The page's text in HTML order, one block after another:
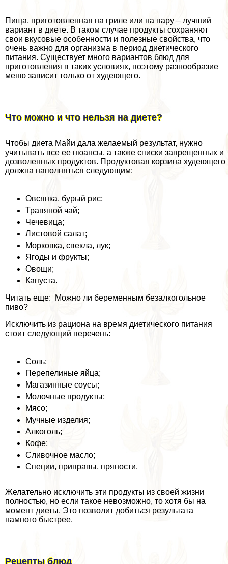
Пища, приготовленная на гриле или на пару – лучший
вариант в диете. В таком случае продукты сохраняют
свои вкусовые особенности и полезные свойства, что
очень важно для организма в период диетического
питания. Существует много вариантов блюд для
приготовления в таких условиях, поэтому разнообразие
меню зависит только от худеющего.
Что можно и что нельзя на диете?
Чтобы диета Майи дала желаемый результат, нужно
учитывать все ее нюансы, а также списки запрещенных и
дозволенных продуктов. Продуктовая корзина худеющего
должна наполняться следующим:
Овсянка, бурый рис;
Травяной чай;
Чечевица;
Листовой салат;
Морковка, свекла, лук;
Ягоды и фрукты;
Овощи;
Капуста.
Читать еще: Можно ли беременным безалкогольное
пиво?
Исключить из рациона на время диетического питания
стоит следующий перечень:
Соль;
Перепелиные яйца;
Магазинные соусы;
Молочные продукты;
Мясо;
Мучные изделия;
Алкоголь;
Кофе;
Сливочное масло;
Специи, приправы, пряности.
Желательно исключить эти продукты из своей жизни
полностью, но если такое невозможно, то хотя бы на
момент диеты. Это позволит добиться результата
намного быстрее.
Рецепты блюд